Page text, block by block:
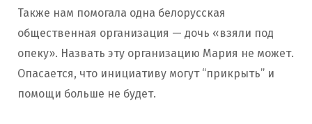
Также нам помогала одна белорусская
общественная организация — дочь «взяли под
опеку». Назвать эту организацию Мария не может.
Опасается, что инициативу могут “прикрыть” и
помощи больше не будет.